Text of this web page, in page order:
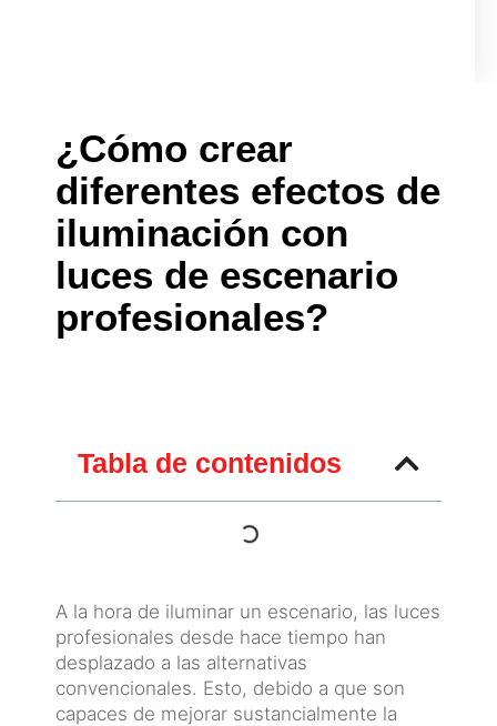
¿Cómo crear
diferentes efectos de
iluminación con
luces de escenario
profesionales?
Tabla de contenidos
A la hora de iluminar un escenario, las luces
profesionales desde hace tiempo han
desplazado a las alternativas
convencionales. Esto, debido a que son
capaces de mejorar sustancialmente la